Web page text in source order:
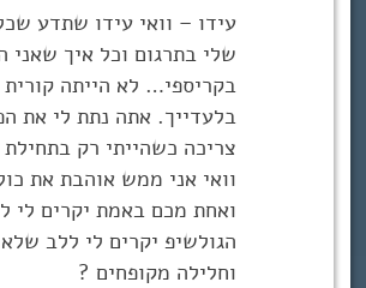
עידו – וואי עידו שתדע
שלי בתרגום וכל איך שאני
בקריספי… לא הייתה
בלעדייך. אתה נתת לי את
צריכה כשהייתי רק
וואי אני ממש אוהבת את
ואחת מכם באמת יקרים לי
הגולשיפ יקרים לי ללב
וחלילה מקופחים ?